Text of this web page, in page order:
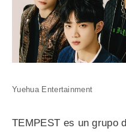
Yuehua Entertainment
TEMPEST es un grupo